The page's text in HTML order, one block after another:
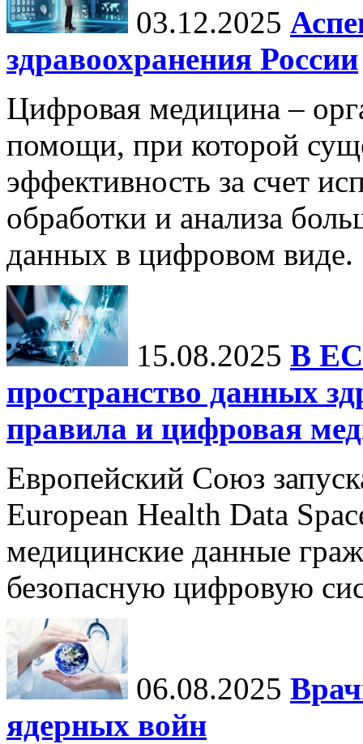
03.12.2025
здравоохранения России
Цифровая медицина –
помощи, при которой
эффективность за счет
обработки и анализа
данных в цифровом виде.
15.08.2025 В ЕС
пространство данных
правила и цифровая
Европейский Союз
European Health Data
медицинские данные
безопасную цифровую
06.08.2025
ядерных войн